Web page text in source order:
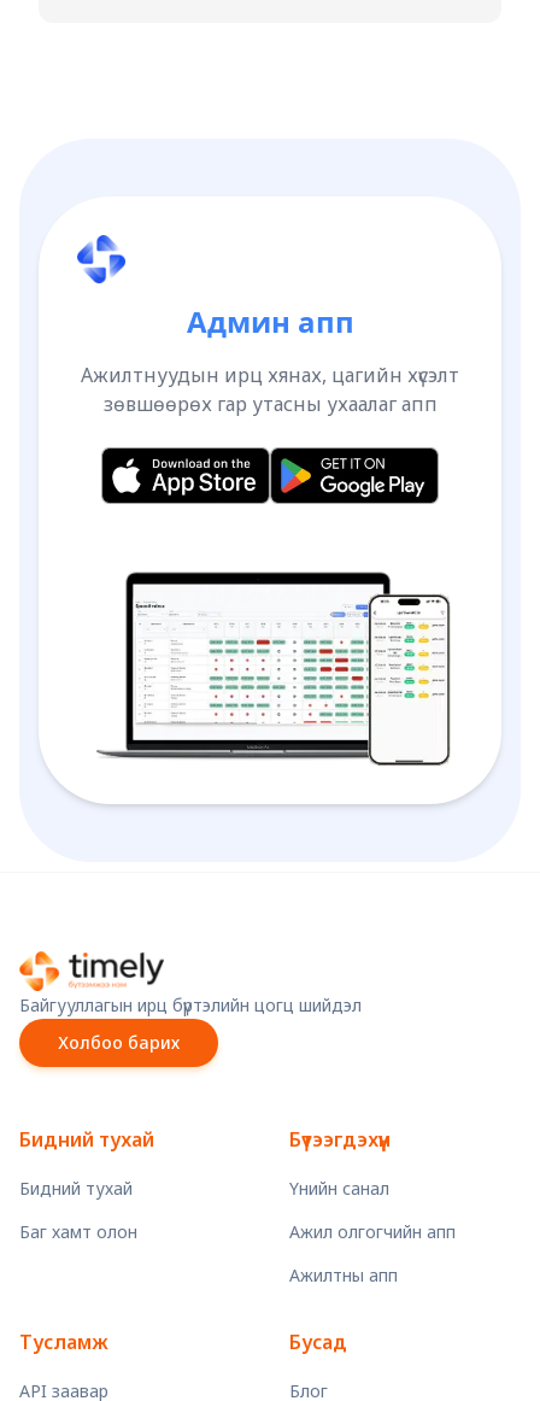
Админ апп
Ажилтнуудын ирц хянах, цагийн хүсэлт
зөвшөөрөх гар утасны ухаалаг апп
Байгууллагын ирц бүртэлийн цогц шийдэл
Холбоо барих
Бидний тухай
Бидний тухай
Баг хамт олон
Бүтээгдэхүүн
Үнийн санал
Ажил олгогчийн апп
Ажилтны апп
Тусламж
API заавар
Бусад
Блог